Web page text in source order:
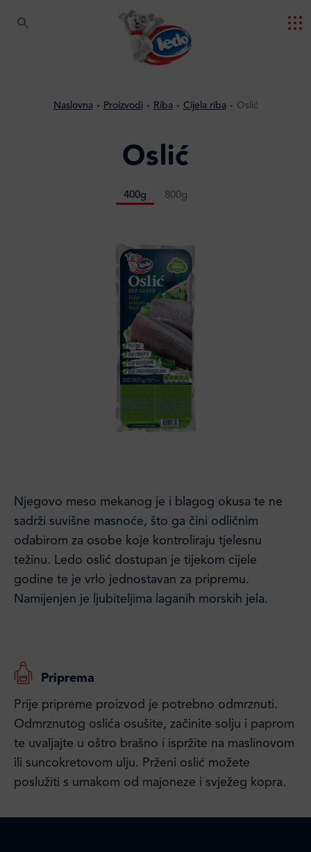
Naslovna Proizvodi Riba Cijela riba Oslić
Oslić
400g 800g
Njegovo meso mekanog je i blagog okusa te ne
sadrži suvišne masnoće, što ga čini odličnim
odabirom za osobe koje kontroliraju tjelesnu
težinu. Ledo oslić dostupan je tijekom cijele
godine te je vrlo jednostavan za pripremu.
Namijenjen je ljubiteljima laganih morskih jela.
Priprema
Prije pripreme proizvod je potrebno odmrznuti.
Odmrznutog oslića osušite, začinite solju i paprom
te uvaljajte u oštro brašno i ispržite na maslinovom
ili suncokretovom ulju. Prženi oslić možete
poslužiti s umakom od majoneze i svježeg kopra.